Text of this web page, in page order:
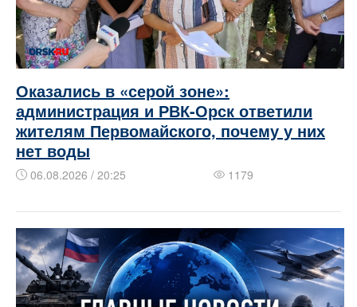
Оказались в «серой зоне»:
администрация и РВК-Орск ответили
жителям Первомайского, почему у них
нет воды
06.08.2026 / 20:25 1179